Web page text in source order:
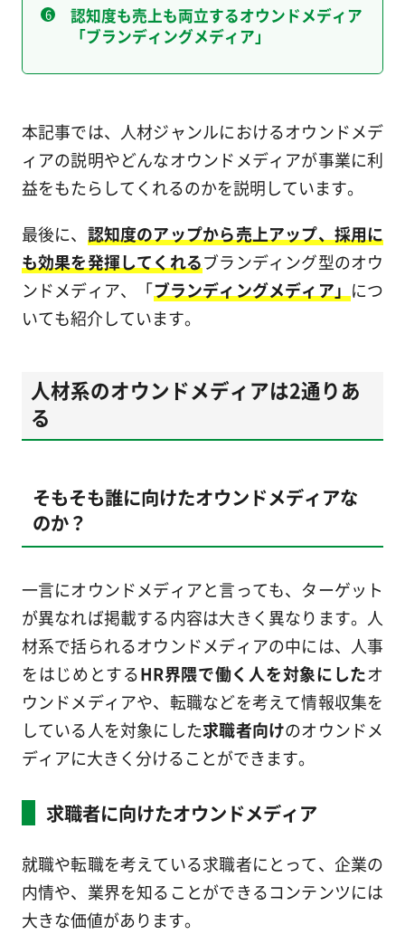
認知度も売上も両立するオウンドメディア
「ブランディングメディア」
本記事では、人材ジャンルにおけるオウンドメデ
ィアの説明やどんなオウンドメディアが事業に利
益をもたらしてくれるのかを説明しています。
最後に、 認知度のアップから売上アップ、採用に
も効果を発揮してくれるブランディング型のオウ
ンドメディア、「ブランディングメディア」 につ
いても紹介しています。
人材系のオウンドメディアは2通りあ
る
そもそも誰に向けたオウンドメディアな
のか？
一言にオウンドメディアと言っても、ターゲット
が異なれば掲載する内容は大きく異なります。人
材系で括られるオウンドメディアの中には、人事
をはじめとするHR界隈で働く人を対象にしたオ
ウンドメディアや、転職などを考えて情報収集を
している人を対象にした求職者向けのオウンドメ
ディアに大きく分けることができます。
求職者に向けたオウンドメディア
就職や転職を考えている求職者にとって、企業の
内情や、業界を知ることができるコンテンツには
大きな価値があります。